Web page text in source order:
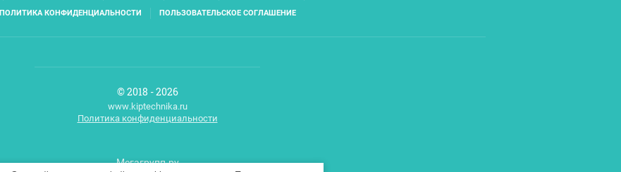
ПОЛИТИКА КОНФИДЕНЦИАЛЬНОСТИ
ПОЛЬЗОВАТЕЛЬСКОЕ СОГЛАШЕНИЕ
© 2018 - 2026
www.kiptechnika.ru
Политика конфиденциальности
Мегагрупп.ру